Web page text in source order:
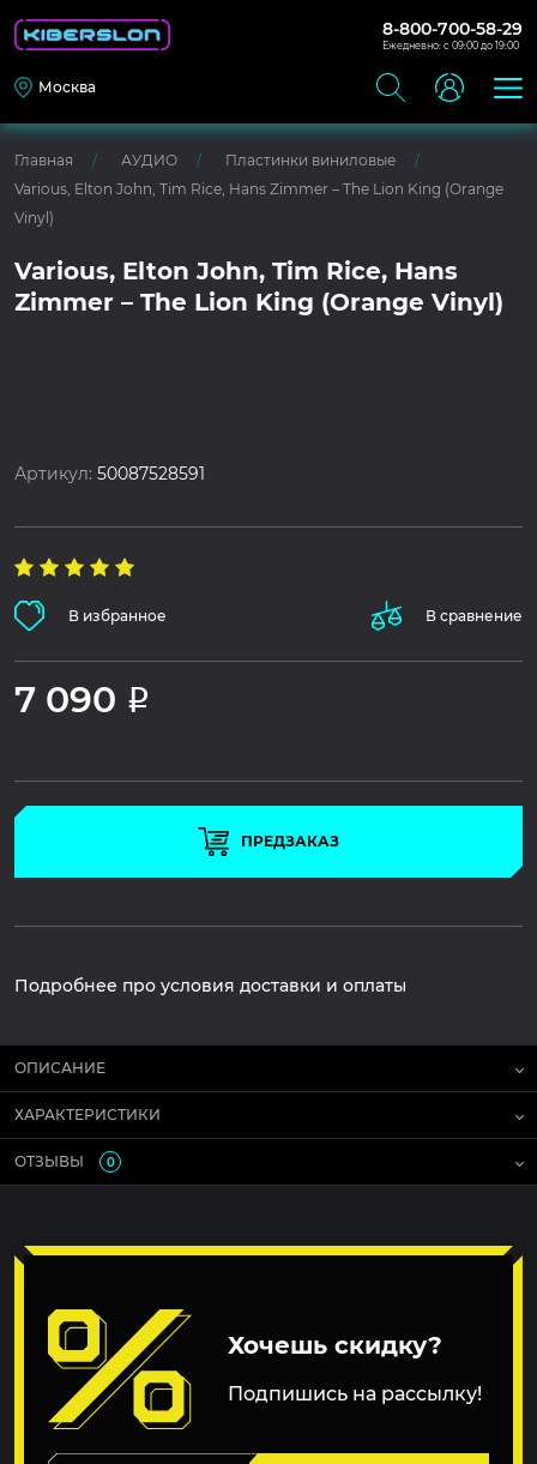
8-800-700-58-29
Ежедневно: с 09:00 до 19:00
Москва
Главная АУДИО
Пластинки виниловые
Various, Elton John, Tim Rice, Hans Zimmer – The Lion King (Orange
Vinyl)
Various, Elton John, Tim Rice, Hans
Zimmer – The Lion King (Orange Vinyl)
Артикул:50087528591
В избранное В сравнение
7 090 Р
ПРЕДЗАКАЗ
Подробнее про условия доставки и оплаты
ОПИСАНИЕ
ХАРАКТЕРИСТИКИ
ОТЗЫВЫ 0
Хочешь скидку?
Подпишись на рассылку!